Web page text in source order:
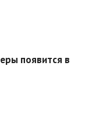
появится в